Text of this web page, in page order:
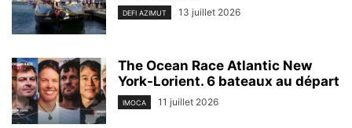
DEFI AZIMUT 13 juillet 2026
The Ocean Race Atlantic New
York-Lorient. 6 bateaux au départ
IMOCA 11 juillet 2026